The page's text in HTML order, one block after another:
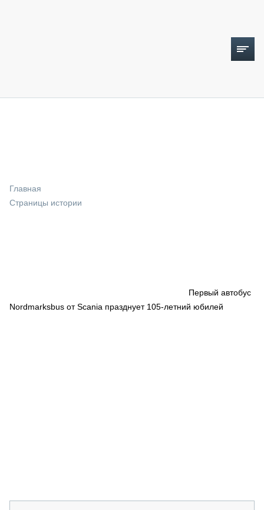
ОБЗОР РЫНКА
МЕРОПРИЯТИЯ
Главная
Страницы истории
Первый автобус
Nordmarksbus от Scania празднует 105-летний юбилей